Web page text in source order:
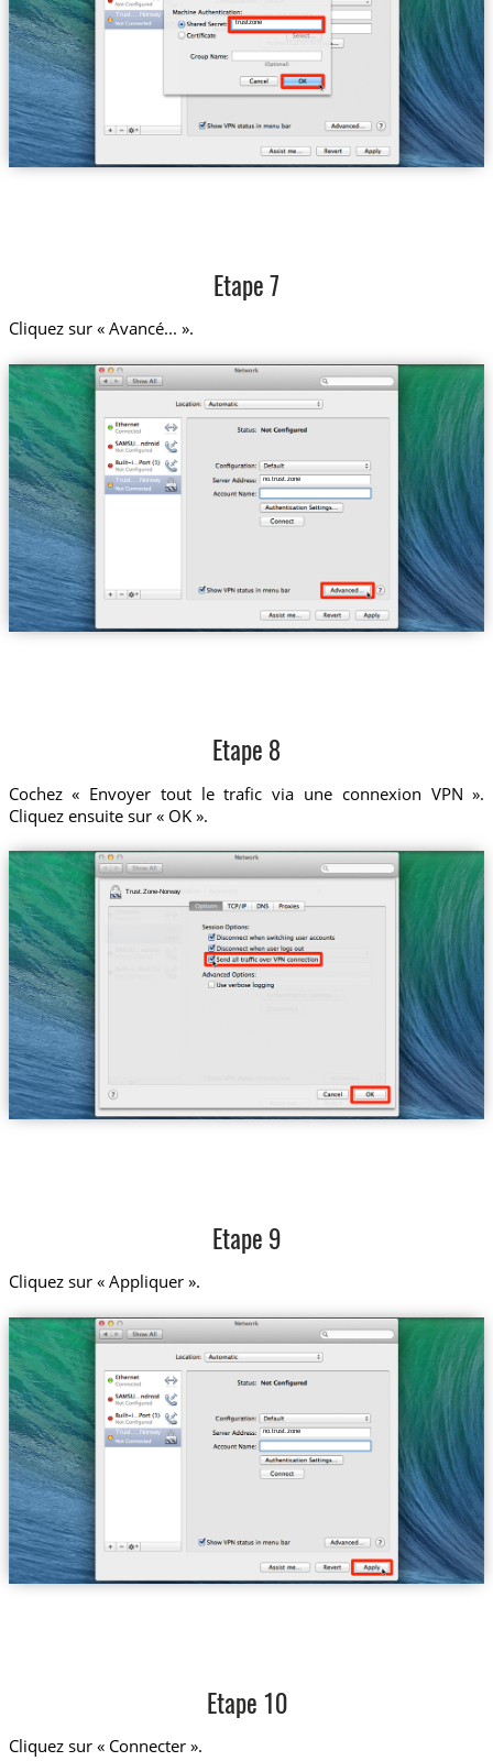
Trust....Norway
trustzone
Etape 7
Cliquez sur « Avancé... ».
Trust....Norway no.trust.zone
Etape 8
Cochez « Envoyer tout le trafic via une connexion VPN ».
Cliquez ensuite sur « OK ».
Trust.Zone-Norway
Etape 9
Cliquez sur « Appliquer ».
Trust....Norway no.trust.zone
Etape 10
Cliquez sur « Connecter ».